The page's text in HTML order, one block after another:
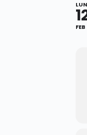
LUN
FEB